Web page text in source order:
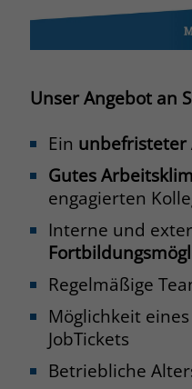
Unser Angebot an
Ein unbefristeter
Gutes
engagierten
Interne und
Regelmäßige
Möglichkeit
JobTickets
Betriebliche
Zweck
allen
Name
Anbieter
Laufzeit 1 Monat
Zweck
zum